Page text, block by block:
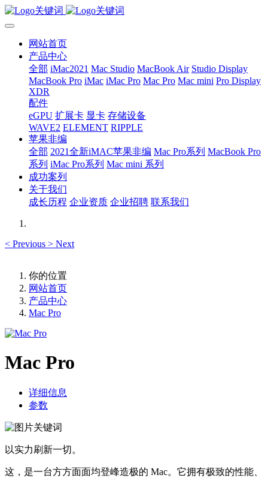
网站首页
产品中心
全部 iMac2021 Mac Studio MacBook Air Studio Display
MacBook Pro iMac iMac Pro Mac Pro Mac mini Pro Display
XDR
配件
eGPU 扩展卡 显卡 存储设备
WAVE2 ELEMENT RIPPLE
苹果非编
全部 2021全新iMAC苹果非编 Mac Pro系列 MacBook Pro
系列 iMac Pro系列 Mac mini 系列
成功案列
关于我们
成长历程 企业资质 企业招聘 联系我们
< Previous > Next
你的位置
网站首页
产品中心
Mac Pro
Mac Pro
详细信息
参数
以实力刷新一切。
这，是一台方方面面均登峰造极的 Mac。它拥有极致的性能、